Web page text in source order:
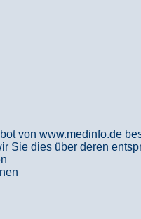
von www.medinfo.de
Sie dies über deren